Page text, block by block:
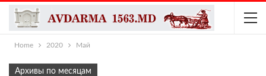
Home 2020 Май
Архивы по месяцам